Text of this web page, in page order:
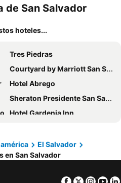
mascotas
de San Salvador
hoteles...
Tres Piedras
Courtyard by Marriott San Salvador
Hotel Abrego
Sheraton Presidente San Salvador Hotel
Hotel Gardenia Inn
Las Magnolias Hotel Boutique
Hotel San Jose de la Montaña
El Salvador
en San Salvador
Facebook
Twitter